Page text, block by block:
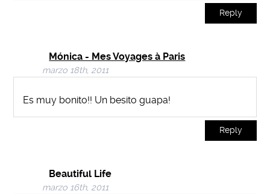
Reply
Mónica - Mes Voyages à Paris
marzo 18th, 2011
Es muy bonito!! Un besito guapa!
Reply
Beautiful Life
marzo 16th, 2011